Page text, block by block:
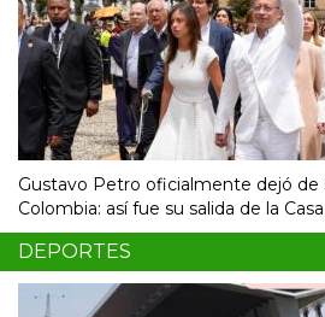
Gustavo Petro oficialmente dejó de
Colombia: así fue su salida de la
DEPORTES